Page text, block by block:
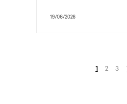
19/06/2026
1 2 3